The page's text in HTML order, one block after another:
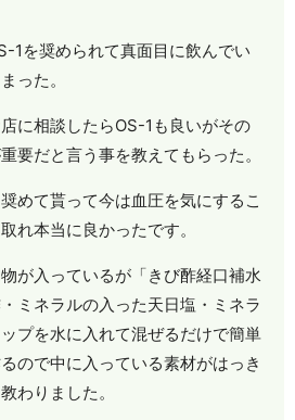
1を奨められて真面目に飲んでい
った。
に相談したらOS-1も良いがその
要だと言う事を教えてもらった。
めて貰って今は血圧を気にするこ
れ本当に良かったです。
が入っているが「きび酢経口補水
ミネラルの入った天日塩・ミネラ
プを水に入れて混ぜるだけで簡単
ので中に入っている素材がはっき
わりました。